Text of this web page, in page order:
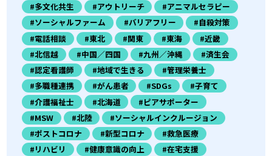
#多文化共生
#アウトリーチ
#アニマルセラピー
#ソーシャルファーム
#バリアフリー
#自殺対策
#電話相談
#東北 #関東 #東海
#近畿
#北信越
#中国／四国 #九州／沖縄
#済生会
#認定看護師
#地域で生きる
#管理栄養士
#多職種連携
#がん患者 #SDGs
#子育て
#介護福祉士
#北海道
#ピアサポーター
#MSW
#北陸
#ソーシャルインクルージョン
#ポストコロナ
#新型コロナ
#救急医療
#リハビリ
#健康意識の向上
#在宅支援